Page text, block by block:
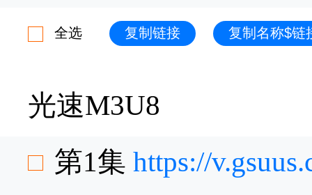
全选 复制链接 复制名称$链
光速M3U8
第1集 https://